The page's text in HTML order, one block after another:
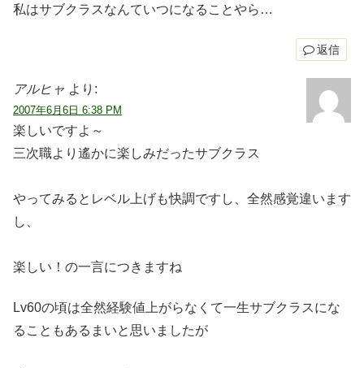
私はサブクラスなんていつになることやら…
返信
アルヒャ より:
2007年6月6日 6:38 PM
楽しいですよ～
三次職より遙かに楽しみだったサブクラス
やってみるとレベル上げも快調ですし、全然感覚違います
し、
楽しい！の一言につきますね
Lv60の頃は全然経験値上がらなくて一生サブクラスにな
ることもあるまいと思いましたが